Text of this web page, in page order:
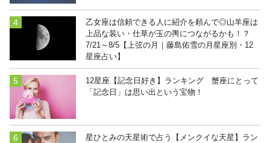
乙女座は信頼できる人に紹介を頼んで◎山羊座は
上品な装い・仕草が玉の輿につながるかも！？
7/21～8/5【上弦の月｜藤島佑雪の月星座別・12
星座占い】
12星座【記念日好き】ランキング 蟹座にとって
「記念日」は思い出という宝物！
星ひとみの天星術で占う【メンクイな天星】ラン